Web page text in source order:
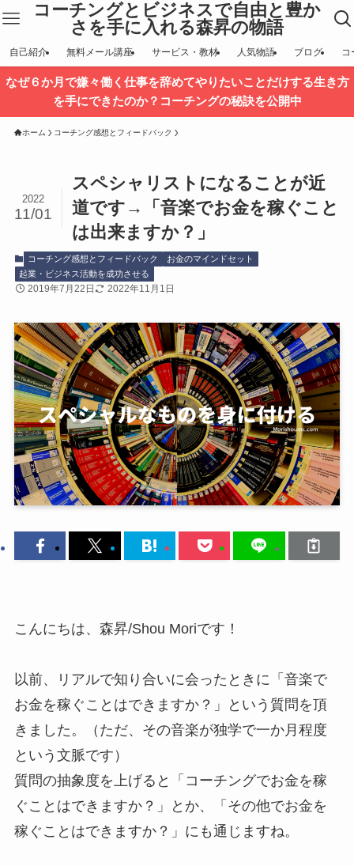
コーチングとビジネスで自由と豊か
さを手に入れる森昇の物語
自己紹介 無料メール講座 サービス・教材 人気物語 ブログ コ
なぜ６か月で嫌々働く仕事を辞めてやりたいことだけする生き方
を手にできたのか？コーチングの秘訣を公開中
ホーム コーチング感想とフィードバック
スペシャリストになることが近
道です→「音楽でお金を稼ぐこと
は出来ますか？」
2022
11/01
コーチング感想とフィードバック
お金のマインドセット
起業・ビジネス活動を成功させる
2019年7月22日 2022年11月1日
こんにちは、森昇/Shou Moriです！
以前、リアルで知り合いに会ったときに「音楽で
お金を稼ぐことはできますか？」という質問を頂
きました。（ただ、その音楽が独学で一か月程度
という文脈です）
質問の抽象度を上げると「コーチングでお金を稼
ぐことはできますか？」とか、「その他でお金を
稼ぐことはできますか？」にも通じますね。